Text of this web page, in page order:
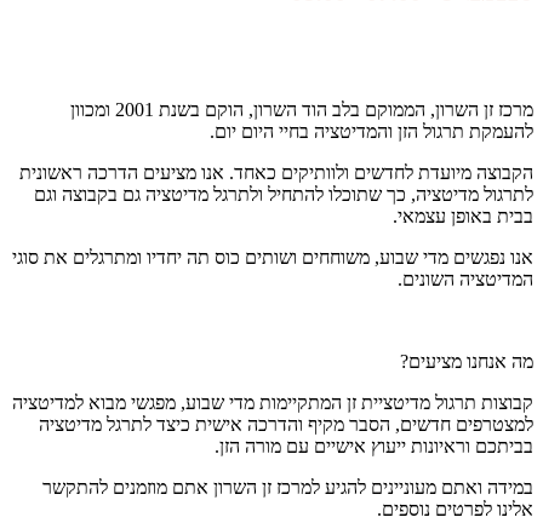
מרכז זן השרון, הממוקם בלב הוד השרון, הוקם בשנת 2001 ומכוון
להעמקת תרגול הזן והמדיטציה בחיי היום יום.
הקבוצה מיועדת לחדשים ולוותיקים כאחד. אנו מציעים הדרכה ראשונית
לתרגול מדיטציה, כך שתוכלו להתחיל ולתרגל מדיטציה גם בקבוצה וגם
בבית באופן עצמאי.
אנו נפגשים מדי שבוע, משוחחים ושותים כוס תה יחדיו ומתרגלים את סוגי
המדיטציה השונים.
מה אנחנו מציעים?
בביתכם וראיונות ייעוץ אישיים עם מורה הזן.
אלינו לפרטים נוספים.